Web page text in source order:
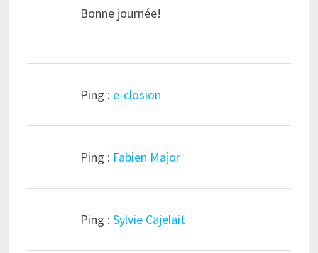
Bonne journée!
Ping : e-closion
Ping : Fabien Major
Ping : Sylvie Cajelait